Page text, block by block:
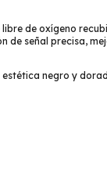
de oxígeno
de señal precisa,
negro y